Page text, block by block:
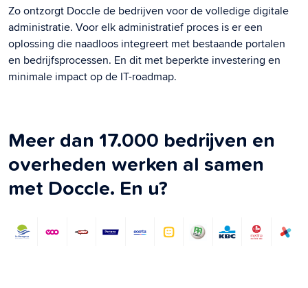
Zo ontzorgt Doccle de bedrijven voor de volledige digitale
administratie. Voor elk administratief proces is er een
oplossing die naadloos integreert met bestaande portalen
en bedrijfsprocessen. En dit met beperkte investering en
minimale impact op de IT-roadmap.
Meer dan 17.000 bedrijven en
overheden werken al samen
met Doccle. En u?